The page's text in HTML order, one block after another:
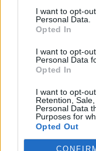
I want to opt-
Personal Data.
Opted In
I want to opt-
Personal Data
Opted In
I want to opt-
Retention,
Personal Data
Purposes for
Opted Out
δείπνο στο σπίτι, η
όριο στο πόσα